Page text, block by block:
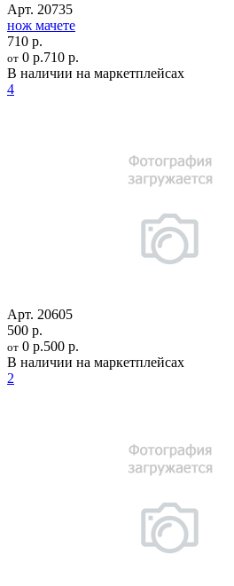
Арт. 20735
нож мачете
710 р.
от 0 р.710 р.
В наличии на маркетплейсах
4
Арт. 20605
500 р.
от 0 р.500 р.
В наличии на маркетплейсах
2